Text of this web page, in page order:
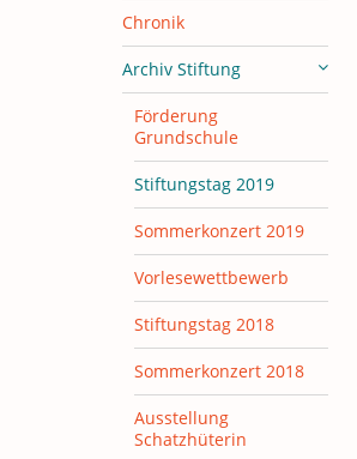
Chronik
Archiv Stiftung
Förderung
Grundschule
Stiftungstag 2019
Sommerkonzert 2019
Vorlesewettbewerb
Stiftungstag 2018
Sommerkonzert 2018
Ausstellung
Schatzhüterin